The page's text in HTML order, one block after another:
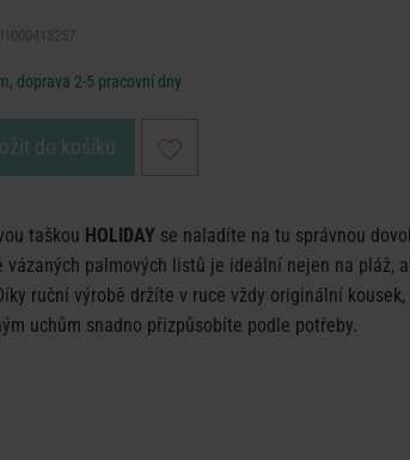
doprava 2-5 pracovní dny
do košíku
taškou HOLIDAY se naladíte na tu správnou
vázaných palmových listů je ideální nejen na pláž,
ruční výrobě držíte v ruce vždy originální
uchům snadno přizpůsobíte podle potřeby.